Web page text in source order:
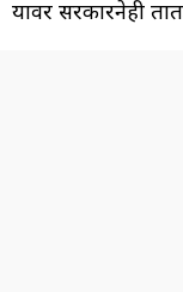
यावर सरकारनेही